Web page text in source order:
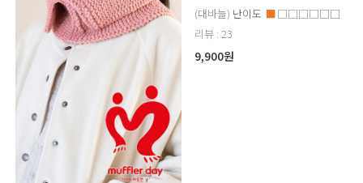
(대바늘) 난이도 ■□□□□□□
리뷰 : 23
9,900원